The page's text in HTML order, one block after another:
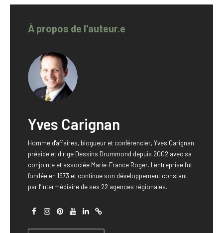
À propos de l'auteur.e
Yves Carignan
Homme d'affaires, blogueur et conférencier, Yves Carignan
préside et dirige Dessins Drummond depuis 2002 avec sa
conjointe et associée Marie-France Roger. L'entreprise fut
fondée en 1973 et continue son développement constant
par l’intermédiaire de ses 22 agences régionales.